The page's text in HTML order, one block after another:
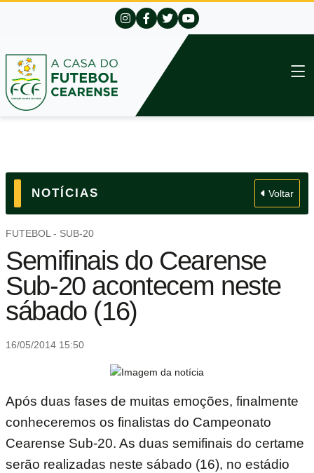
NOTÍCIAS Voltar
FUTEBOL - SUB-20
Semifinais do Cearense
Sub-20 acontecem neste
sábado (16)
16/05/2014 15:50
Após duas fases de muitas emoções, finalmente
conheceremos os finalistas do Campeonato
Cearense Sub-20. As duas semifinais do certame
serão realizadas neste sábado (16), no estádio